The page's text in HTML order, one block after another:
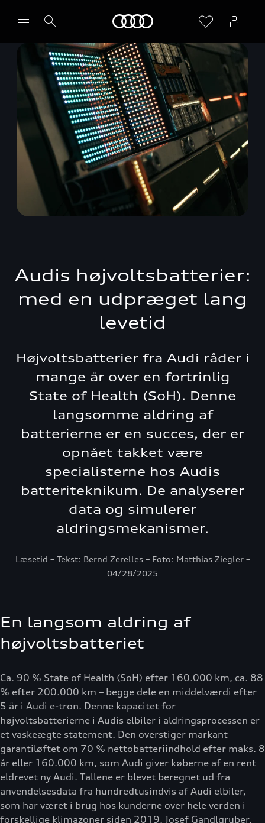
Vælg forhandler
Audis højvoltsbatterier:
med en udpræget lang
levetid
Højvoltsbatterier fra Audi råder i
mange år over en fortrinlig
State of Health (SoH). Denne
langsomme aldring af
batterierne er en succes, der er
opnået takket være
specialisterne hos Audis
batteriteknikum. De analyserer
data og simulerer
aldringsmekanismer.
Læsetid – Tekst: Bernd Zerelles – Foto: Matthias Ziegler –
04/28/2025
En langsom aldring af
højvoltsbatteriet
Ca. 90 % State of Health (SoH) efter 160.000 km, ca. 88
% efter 200.000 km – begge dele en middelværdi efter
5 år i Audi e-tron. Denne kapacitet for
højvoltsbatterierne i Audis elbiler i aldringsprocessen er
et vaskeægte statement. Den overstiger markant
garantiløftet om 70 % nettobatteriindhold efter maks. 8
år eller 160.000 km, som Audi giver køberne af en rent
eldrevet ny Audi. Tallene er blevet beregnet ud fra
anvendelsesdata fra hundredtusindvis af Audi elbiler,
som har været i brug hos kunderne over hele verden i
forskellige klimazoner siden 2019. Josef Gandlgruber,